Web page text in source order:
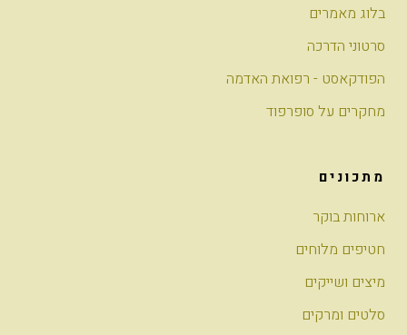
בלוג מאמרים
סרטוני הדרכה
הפודקאסט - רפואת האדמה
מחקרים על סופרפוד
מתכונים
ארוחות בוקר
חטיפים מלוחים
מיצים ושייקים
סלטים ומרקים